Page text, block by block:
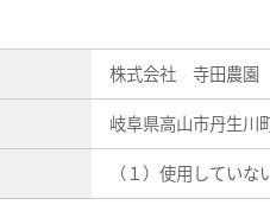
株式会社 寺田農園
岐阜県高山市丹生川
（１）使用していな